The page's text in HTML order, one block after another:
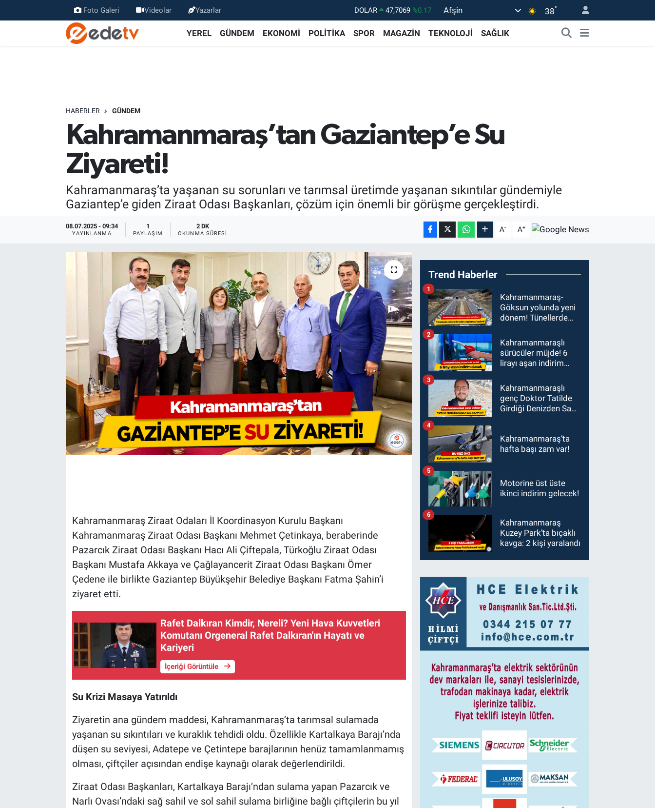
Foto Galeri Videolar Yazarlar DOLAR 47,7069 %0.17
EURO
55,0265
%0.01
Afşin 38°
YEREL GÜNDEM EKONOMİ POLİTİKA SPOR MAGAZİN TEKNOLOJİ SAĞLIK
HABERLER GÜNDEM
Kahramanmaraş’tan Gaziantep’e Su
Ziyareti!
Kahramanmaraş’ta yaşanan su sorunları ve tarımsal üretimde yaşanan sıkıntılar gündemiyle
Gaziantep’e giden Ziraat Odası Başkanları, çözüm için önemli bir görüşme gerçekleştirdi.
08.07.2025 - 09:34
YAYINLANMA
1
PAYLAŞIM
2 DK
OKUNMA SÜRESI A- A+
Kahramanmaraş Ziraat Odaları İl Koordinasyon Kurulu Başkanı
Kahramanmaraş Ziraat Odası Başkanı Mehmet Çetinkaya, beraberinde
Pazarcık Ziraat Odası Başkanı Hacı Ali Çiftepala, Türkoğlu Ziraat Odası
Başkanı Mustafa Akkaya ve Çağlayancerit Ziraat Odası Başkanı Ömer
Çedene ile birlikte Gaziantep Büyükşehir Belediye Başkanı Fatma Şahin’i
ziyaret etti.
Rafet Dalkıran Kimdir, Nereli? Yeni Hava Kuvvetleri
Komutanı Orgeneral Rafet Dalkıran'ın Hayatı ve
Kariyeri
İçeriği Görüntüle
Su Krizi Masaya Yatırıldı
Ziyaretin ana gündem maddesi, Kahramanmaraş’ta tarımsal sulamada
yaşanan su sıkıntıları ve kuraklık tehdidi oldu. Özellikle Kartalkaya Barajı’nda
düşen su seviyesi, Adatepe ve Çetintepe barajlarının henüz tamamlanmamış
olması, çiftçiler açısından endişe kaynağı olarak değerlendirildi.
Ziraat Odası Başkanları, Kartalkaya Barajı’ndan sulama yapan Pazarcık ve
Narlı Ovası’ndaki sağ sahil ve sol sahil sulama birliğine bağlı çiftçilerin bu yıl
Trend Haberler
Kahramanmaraş-
Göksun yolunda yeni
dönem! Tünellerde
uygulaması başladı
1
Kahramanmaraşlı
sürücüler müjde! 6
lirayı aşan indirim
2
Kahramanmaraşlı
genç Doktor Tatilde
Girdiği Denizden Sağ
3
Kahramanmaraş’ta
hafta başı zam var!
4
Motorine üst üste
ikinci indirim gelecek!
5
Kahramanmaraş
Kuzey Park’ta bıçaklı
kavga: 2 kişi yaralandı
6